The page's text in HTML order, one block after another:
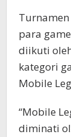
para
diikuti
kategori
Mobile
“Mobile
diminati